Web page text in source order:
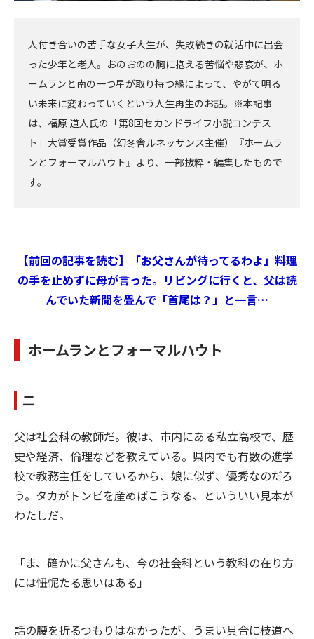
人付き合いの苦手な女子大生が、失敗続きの就活中に出会
った少年と老人。おのおのの胸に抱える苦悩や悲哀が、ホ
ームランと南の一つ星が取り持つ縁によって、やがて明る
い未来に変わっていくという人生再生のお話。※本記事
は、福原 道人氏の「第8回セカンドライフ小説コンテス
ト」大賞受賞作品（幻冬舎ルネッサンス主催）『ホームラ
ンとフォーマルハウト』より、一部抜粋・編集したもので
す。
【前回の記事を読む】「お父さんが待ってるわよ」料理
の手を止めずに母が言った。リビングに行くと、父は読
んでいた新聞を畳んで「首尾は？」と一言…
ホームランとフォーマルハウト
二
父は社会科の教師だ。彼は、市内にある私立高校で、歴
史や経済、倫理などを教えている。県内でも有数の進学
校で教務主任をしているから、娘に似ず、優秀なのだろ
う。タカがトンビを産めばこうなる、といういい見本が
わたしだ。
「ま、確かに父さんも、今の社会科という教科の在り方
には忸怩たる思いはある」
話の腰を折るつもりはなかったが、うまい具合に枝道へ